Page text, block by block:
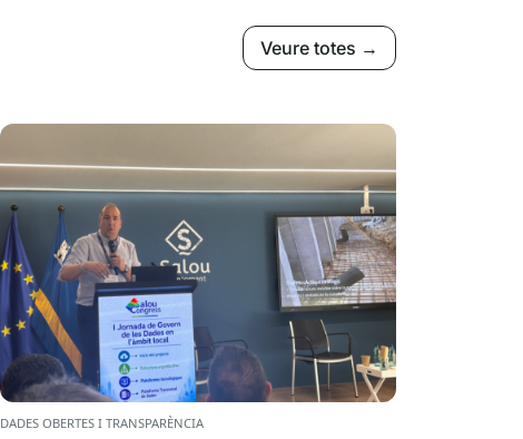
Veure totes →
DADES OBERTES I TRANSPARÈNCIA